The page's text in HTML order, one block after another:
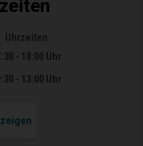
Uhrzeiten
- 18:00 Uhr
- 13:00 Uhr